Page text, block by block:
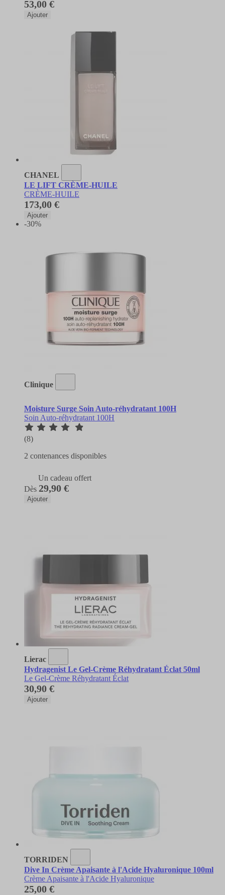
53,00 €
Ajouter
CHANEL
LE LIFT CRÈME-HUILE
CRÈME-HUILE
173,00 €
Ajouter
-30%
Clinique
Moisture Surge Soin Auto-réhydratant 100H
Soin Auto-réhydratant 100H
(8)
2 contenances disponibles
Un cadeau offert
Dès 29,90 €
Ajouter
Lierac
Hydragenist Le Gel-Crème Réhydratant Éclat 50ml
Le Gel-Crème Réhydratant Éclat
30,90 €
Ajouter
TORRIDEN
Dive In Crème Apaisante à l'Acide Hyaluronique 100ml
Crème Apaisante à l'Acide Hyaluronique
25,00 €